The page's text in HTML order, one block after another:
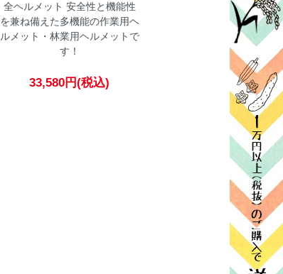
全ヘルメット 安全性と機能性
を兼ね備えた多機能の作業用ヘ
ルメット・林業用ヘルメットで
す！
33,580円(税込)